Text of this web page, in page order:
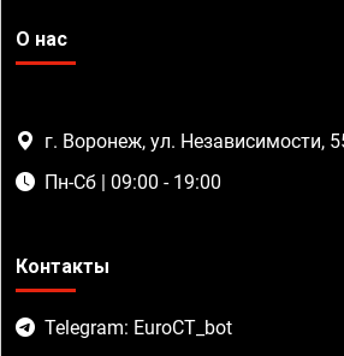
О нас
г. Воронеж, ул. Независимости,
Пн-Сб | 09:00 - 19:00
Контакты
Telegram: EuroCT_bot